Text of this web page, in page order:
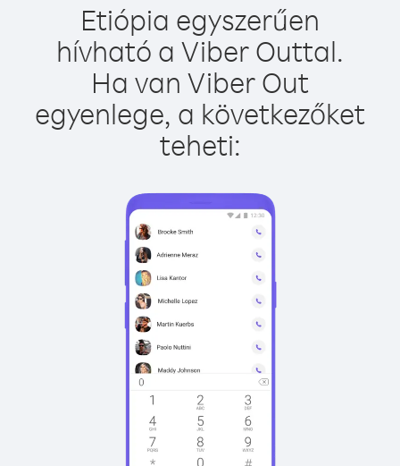
Etiópia egyszerűen
hívható a Viber Outtal.
Ha van Viber Out
egyenlege, a következőket
teheti: